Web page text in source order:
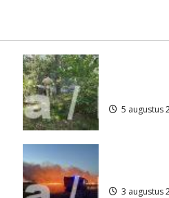
5 augustus
3 augustus